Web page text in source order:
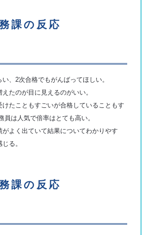
課の反応
、2次合格でもがんばってほしい。
たのが目に見えるのがいい。
たこともすごいが合格していることもす
員は人気で倍率はとても高い。
よく出ていて結果についてわかりやす
る。
課の反応